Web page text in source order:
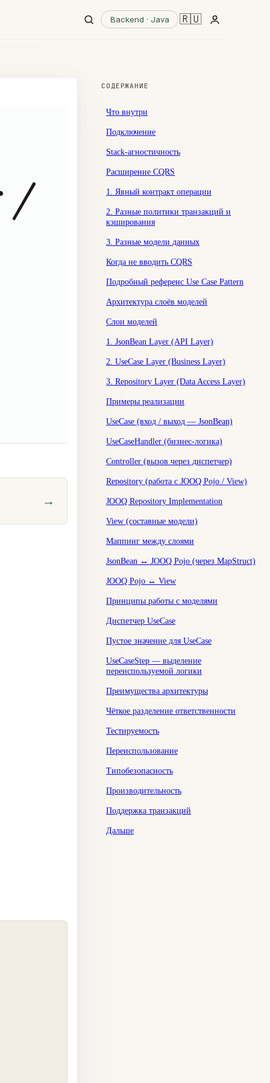
Backend · Java 🇷🇺
/
→
СОДЕРЖАНИЕ
Что внутри
Подключение
Stack-агностичность
Расширение CQRS
1. Явный контракт операции
2. Разные политики транзакций и
кэширования
3. Разные модели данных
Когда не вводить CQRS
Подробный референс Use Case Pattern
Архитектура слоёв моделей
Слои моделей
1. JsonBean Layer (API Layer)
2. UseCase Layer (Business Layer)
3. Repository Layer (Data Access Layer)
Примеры реализации
UseCase (вход / выход — JsonBean)
UseCaseHandler (бизнес-логика)
Controller (вызов через диспетчер)
Repository (работа с JOOQ Pojo / View)
JOOQ Repository Implementation
View (составные модели)
Маппинг между слоями
JsonBean ↔ JOOQ Pojo (через MapStruct)
JOOQ Pojo ↔ View
Принципы работы с моделями
Диспетчер UseCase
Пустое значение для UseCase
UseCaseStep — выделение
переиспользуемой логики
Преимущества архитектуры
Чёткое разделение ответственности
Тестируемость
Переиспользование
Типобезопасность
Производительность
Поддержка транзакций
Дальше